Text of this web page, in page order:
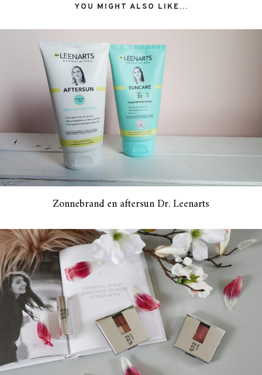
YOU MIGHT ALSO LIKE...
Zonnebrand en aftersun Dr. Leenarts